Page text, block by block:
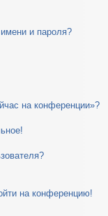
и пароля?
на конференции»?
на конференцию!